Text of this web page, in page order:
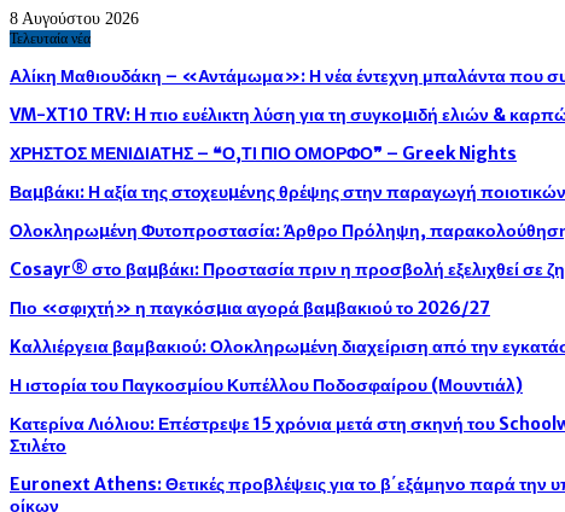
8 Αυγούστου 2026
Τελευταία νέα
Αλίκη Μαθιουδάκη – «Αντάμωμα»: Η νέα έντεχνη μπαλάντα που
VM-XT10 TRV: H πιο ευέλικτη λύση για τη συγκοµιδή ελιών &
ΧΡΗΣΤΟΣ ΜΕΝΙΔΙΑΤΗΣ – ❝Ο,ΤΙ ΠΙΟ ΟΜΟΡΦΟ❞ – Greek Nights
Βαµβάκι: Η αξία της στοχευµένης θρέψης στην παραγωγή
Ολοκληρωµένη Φυτοπροστασία: Άρθρο Πρόληψη, παρακολούθηση
Cosayr® στο βαµβάκι: Προστασία πριν η προσβολή εξελιχθεί σε
Πιο «σφιχτή» η παγκόσµια αγορά βαµβακιού το 2026/27
Kαλλιέργεια βαμβακιού: Ολοκληρωµένη διαχείριση από την
Η ιστορία του Παγκοσμίου Κυπέλλου Ποδοσφαίρου (Μουντιάλ)
Κατερίνα Λιόλιου: Επέστρεψε 15 χρόνια μετά στη σκηνή του
Στιλέτο
Euronext Athens: Θετικές προβλέψεις για το β΄εξάμηνο παρά την
οίκων